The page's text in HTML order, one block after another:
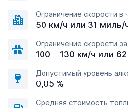
Ограничение скорости в
50 км/ч или 31 миль/
Ограничение скорости
100 – 130 км/ч или
Допустимый уровень
0,05 %
Средняя стоимость